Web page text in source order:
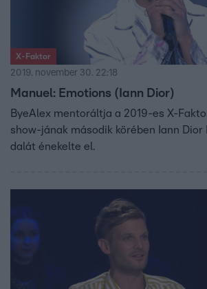
X-Faktor
2019. november 30. 22:18
Manuel: Emotions (Iann Dior)
ByeAlex mentoráltja a 2019-es X-
show-jának második körében Iann Dior
dalát énekelte el.